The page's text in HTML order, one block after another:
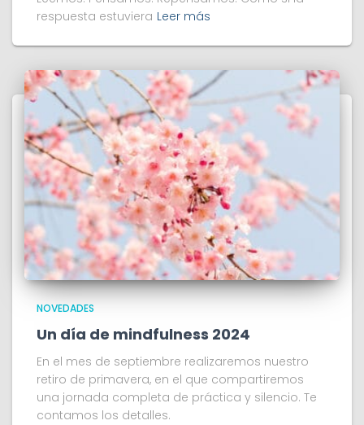
respuesta estuviera Leer más
NOVEDADES
Un día de mindfulness 2024
En el mes de septiembre realizaremos nuestro
retiro de primavera, en el que compartiremos
una jornada completa de práctica y silencio. Te
contamos los detalles.